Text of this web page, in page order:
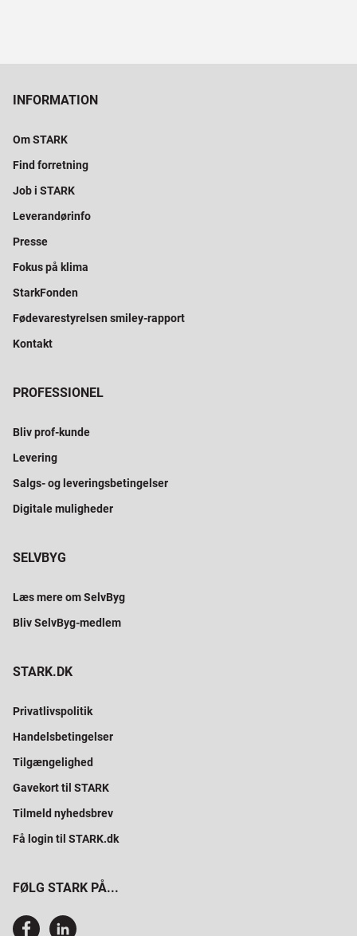
INFORMATION
Om STARK
Find forretning
Job i STARK
Leverandørinfo
Presse
Fokus på klima
StarkFonden
Fødevarestyrelsen smiley-rapport
Kontakt
PROFESSIONEL
Bliv prof-kunde
Levering
Salgs- og leveringsbetingelser
Digitale muligheder
SELVBYG
Læs mere om SelvByg
Bliv SelvByg-medlem
STARK.DK
Privatlivspolitik
Handelsbetingelser
Tilgængelighed
Gavekort til STARK
Tilmeld nyhedsbrev
Få login til STARK.dk
FØLG STARK PÅ...